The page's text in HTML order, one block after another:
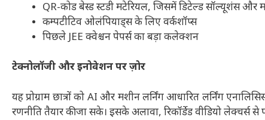
QR-कोड बेस्ड स्टडी मटेरियल, जिसमें डिटेल्ड सॉल्यूशंस और
कम्पटीटिव ओलंपियाड्स के लिए वर्कशॉप्स
पिछले JEE क्वेश्चन पेपर्स का बड़ा कलेक्शन
टेक्नोलॉजी और इनोवेशन पर ज़ोर
यह प्रोग्राम छात्रों को AI और मशीन लर्निंग आधारित लर्निंग
रणनीति तैयार की जा सके। इसके अलावा, रिकॉर्डेड वीडियो लेक्चर्स